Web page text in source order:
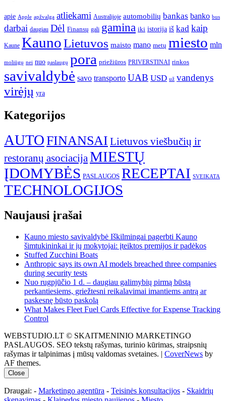
apie Apple apžvalga atliekami Australijoje automobilių bankas banko bus
darbai daugiau Dėl Finansų gali gamina iki istorija iš kad kaip
Kaune KaunoLietuvos maisto mano metų miesto mln
moliūgų nei nuo paslaugų pora priežiūros PRIVERSTINAI rinkos
savivaldybė savo transporto UAB USD už vandenys
virėjų yra
Kategorijos
AUTOFINANSAI Lietuvos viešbučių ir
restoranų asociacijaMIESTŲ
ĮDOMYBĖS PASLAUGOS RECEPTAI SVEIKATA
TECHNOLOGIJOS
Naujausi įrašai
Kauno miesto savivaldybė Iškilmingai pagerbti Kauno
šimtukininkai ir jų mokytojai: įteiktos premijos ir padėkos
Stuffed Zucchini Boats
Anthropic says its own AI models breached three companies
during security tests
Nuo rugpjūčio 1 d. – daugiau galimybių pirmą būstą
perkantiesiems, griežtesni reikalavimai imantiems antrą ar
paskesnę būsto paskolą
What Makes Fleet Fuel Cards Effective for Expense Tracking
Control
WEBSTUDIO.LT © SKAITMENINIO MARKETINGO
PASLAUGOS. SEO tekstų rašymas, turinio kūrimas, straipsnių
rašymas ir talpinimas į mūsų valdomas svetaines. | CoverNews by
AF themes.
Close
Draugai: - Marketingo agentūra - Teisinės konsultacijos - Skaidrių